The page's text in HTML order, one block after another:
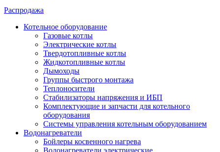
Распродажа
Котельное оборудование
Газовые котлы
Электрические котлы
Твердотопливные котлы
Жидкотопливные котлы
Дымоходы
Группы быстрого монтажа
Теплоносители
Стабилизаторы напряжения и ИБП
Комплектующие и запчасти для котельного
оборудования
Системы управления котельным оборудованием
Водонагреватели
Бойлеры косвенного нагрева
Водонагреватели электрические